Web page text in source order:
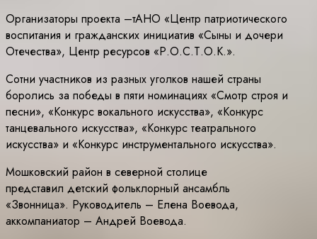
Организаторы проекта –тАНО «Центр патриотического
воспитания и гражданских инициатив «Сыны и дочери
Отечества», Центр ресурсов «Р.О.С.Т.О.К.».
Сотни участников из разных уголков нашей страны
боролись за победы в пяти номинациях «Смотр строя и
песни», «Конкурс вокального искусства», «Конкурс
танцевального искусства», «Конкурс театрального
искусства» и «Конкурс инструментального искусства».
Мошковский район в северной столице
представил детский фольклорный ансамбль
«Звонница». Руководитель – Елена Воевода,
аккомпаниатор – Андрей Воевода.